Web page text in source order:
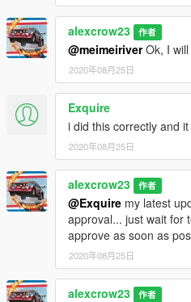
alexcrow23 作者
@meimeiriverOk, I will
2020年08月25日
Exquire
i did this correctly and
2020年08月25日
alexcrow23 作者
@Exquire my latest
approval... just wait for
approve as soon as
2020年08月25日
alexcrow23 作者